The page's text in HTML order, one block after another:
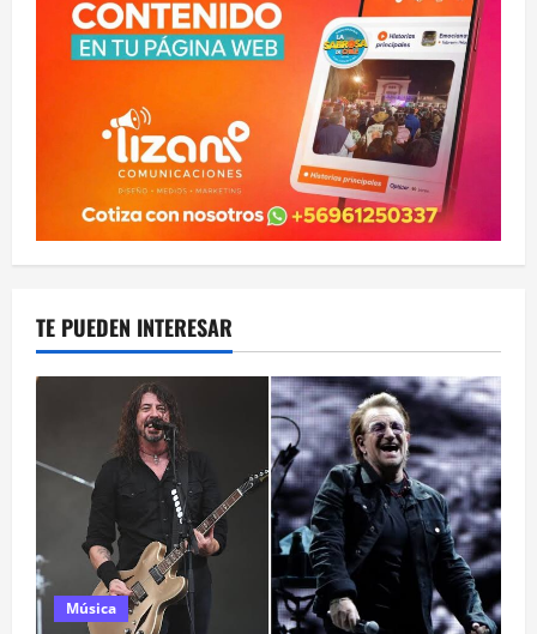
TE PUEDEN INTERESAR
Música